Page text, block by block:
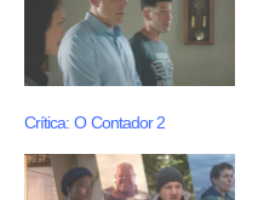
Crítica: O Contador 2